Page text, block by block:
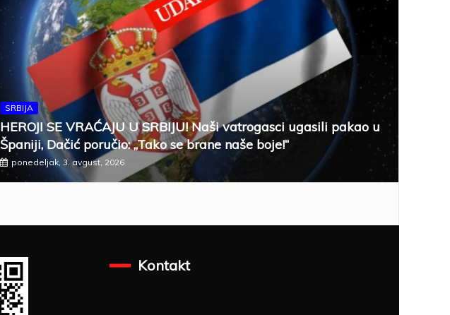
SRBIJA
HEROJI SE VRAĆAJU U SRBIJU! Naši vatrogasci ugasili pakao u
Španiji, Dačić poručio: „Tako se brane naše boje!“
ponedeljak, 3. avgust, 2026
Kontakt